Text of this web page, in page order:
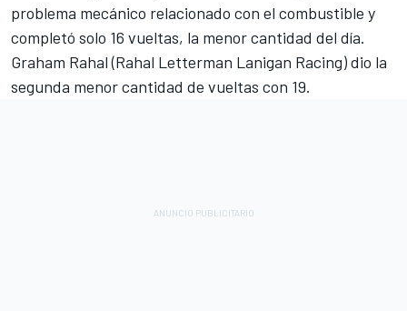
problema mecánico relacionado con el combustible y
completó solo 16 vueltas, la menor cantidad del día.
Graham Rahal(Rahal Letterman Lanigan Racing) dio la
segunda menor cantidad de vueltas con 19.